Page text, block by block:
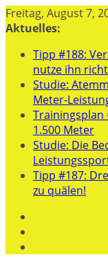
Zum
Inhalt
Freitag, August 7,
Aktuelles:
Tipp #188:
nutze ihn
Studie:
Meter-
Trainingsplan
1.500 Meter
Studie: Die
Tipp #187:
zu quälen!